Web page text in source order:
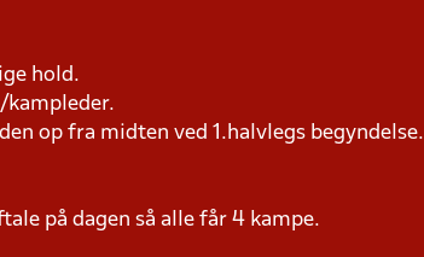
hold.
op fra midten ved 1.halvlegs begyndelse.
på dagen så alle får 4 kampe.